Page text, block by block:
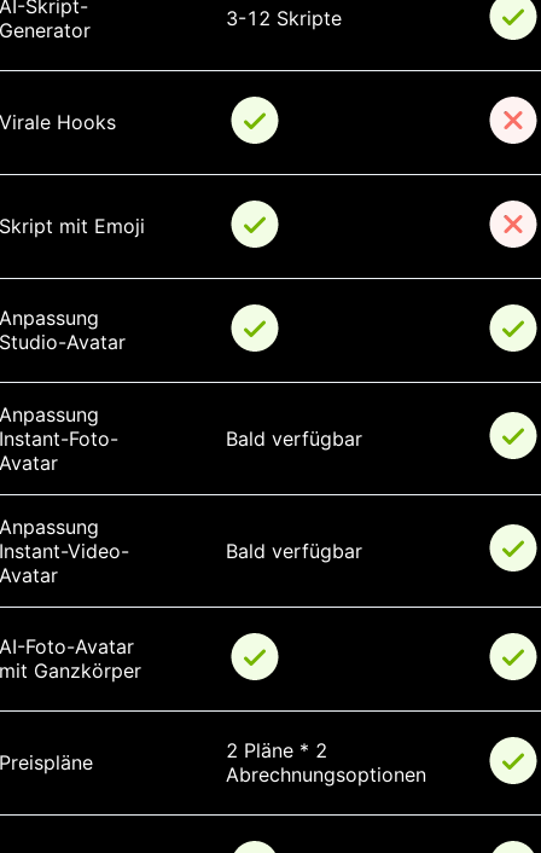
AI-Skript-
Generator
3-12 Skripte
Virale Hooks
Skript mit Emoji
Anpassung
Studio-Avatar
Anpassung
Instant-Foto-
Avatar
Bald verfügbar
Anpassung
Instant-Video-
Avatar
Bald verfügbar
AI-Foto-Avatar
mit Ganzkörper
Preispläne
2 Pläne * 2
Abrechnungsoptionen